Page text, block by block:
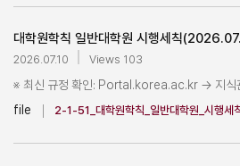
대학원학칙 일반대학원 시행세칙
2026.07.10 Views 103
file
2-1-51_대학원학칙_일반대학원_시행